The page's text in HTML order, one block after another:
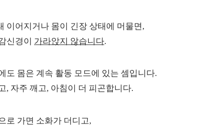
이어지거나 몸이 긴장 상태에 머물면,
신경이 가라앉지 않습니다.
도 몸은 계속 활동 모드에 있는 셈입니다.
, 자주 깨고, 아침이 더 피곤합니다.
로 가면 소화가 더디고,